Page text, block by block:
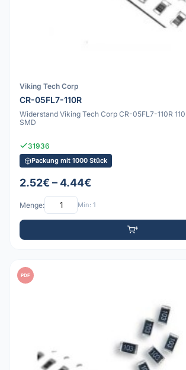
Viking Tech Corp
CR-05FL7-110R
Widerstand Viking Tech Corp CR-05FL7-110R
SMD
31936
Packung mit 1000 Stück
2.52€ – 4.44€
Menge: Min: 1
PDF